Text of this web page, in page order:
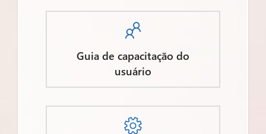

Guia de capacitação do
usuário
